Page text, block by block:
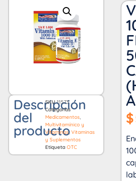
Descripción
del
producto
SKU11573
Categorías
Medicamentos,
Multivitamínico y
Vitaminas,Vitaminas
y Suplementos
Etiqueta OTC
$